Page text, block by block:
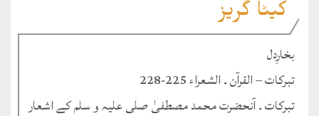
کیٹا گریز
بخارِدل
تبرکات – القرآن ۔ الشعراء 225-228
تبرکات ۔ آنحضرت محمد مصطفیٰ صلی علیہ و سلم کے اشعار